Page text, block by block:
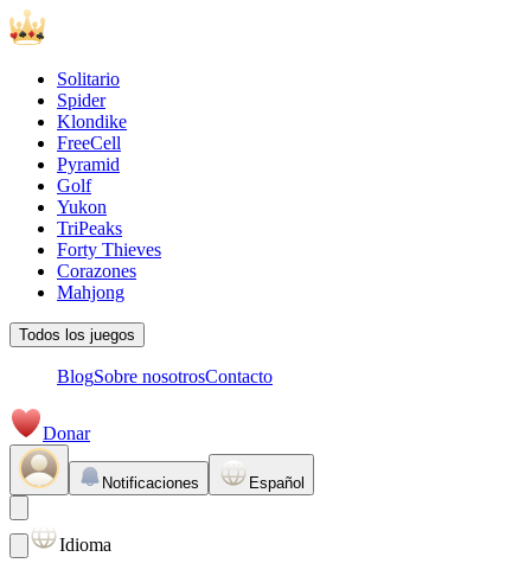
Solitario
Spider
Klondike
FreeCell
Pyramid
Golf
Yukon
TriPeaks
Forty Thieves
Corazones
Mahjong
Todos los juegos
BlogSobre nosotrosContacto
Donar
Notificaciones Español
Idioma